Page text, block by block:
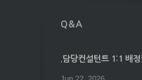
.담당컨설턴트 1:1 배정